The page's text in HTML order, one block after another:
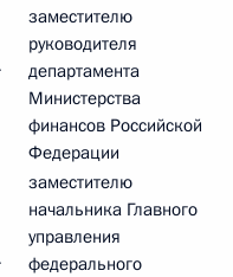
заместителю
руководителя
департамента
Министерства
финансов Российской
Федерации
заместителю
начальника Главного
управления
федерального